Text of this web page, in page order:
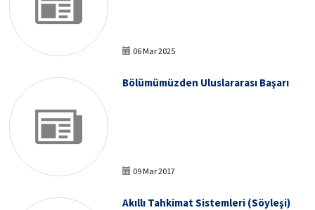
06 Mar 2025
Bölümümüzden Uluslararası Başarı
09 Mar 2017
Akıllı Tahkimat Sistemleri (Söyleşi)